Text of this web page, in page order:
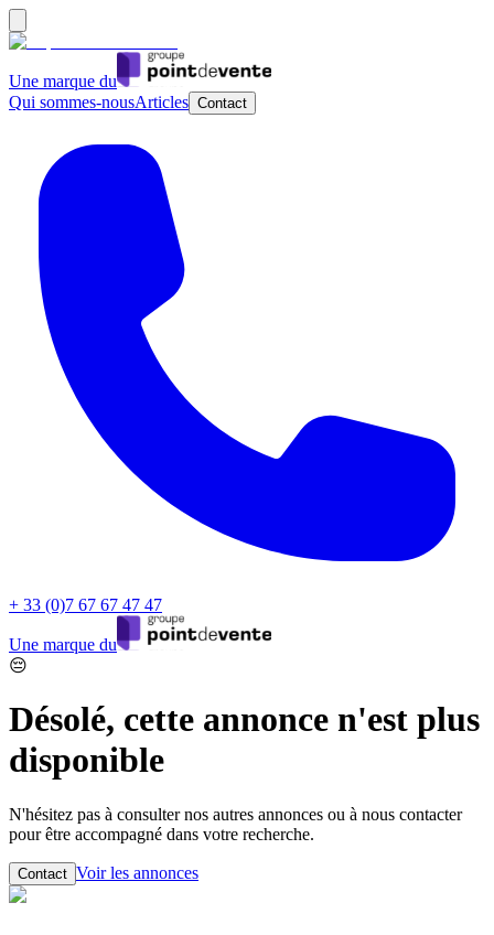
Une marque du
Qui sommes-nousArticles Contact
+ 33 (0)7 67 67 47 47
Une marque du
😔
Désolé, cette annonce n'est plus
disponible
N'hésitez pas à consulter nos autres annonces ou à nous contacter
pour être accompagné dans votre recherche.
Contact Voir les annonces